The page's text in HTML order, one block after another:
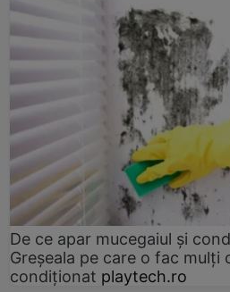
De ce apar mucegaiul și
Greșeala pe care o fac mulți
condiționat playtech.ro